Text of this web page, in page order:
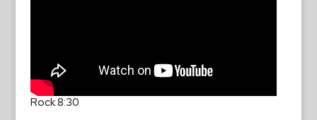
Rock 8:30